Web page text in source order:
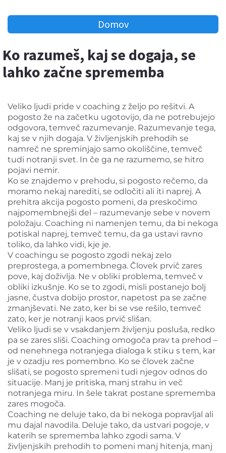
Domov
Ko razumeš, kaj se dogaja, se
lahko začne sprememba
Veliko ljudi pride v coaching z željo po rešitvi. A
pogosto že na začetku ugotovijo, da ne potrebujejo
odgovora, temveč razumevanje. Razumevanje tega,
kaj se v njih dogaja. V življenjskih prehodih se
namreč ne spreminjajo samo okoliščine, temveč
tudi notranji svet. In če ga ne razumemo, se hitro
pojavi nemir.
Ko se znajdemo v prehodu, si pogosto rečemo, da
moramo nekaj narediti, se odločiti ali iti naprej. A
prehitra akcija pogosto pomeni, da preskočimo
najpomembnejši del – razumevanje sebe v novem
položaju. Coaching ni namenjen temu, da bi nekoga
potiskal naprej, temveč temu, da ga ustavi ravno
toliko, da lahko vidi, kje je.
V coachingu se pogosto zgodi nekaj zelo
preprostega, a pomembnega. Človek prvič zares
pove, kaj doživlja. Ne v obliki problema, temveč v
obliki izkušnje. Ko se to zgodi, misli postanejo bolj
jasne, čustva dobijo prostor, napetost pa se začne
zmanjševati. Ne zato, ker bi se vse rešilo, temveč
zato, ker je notranji kaos prvič slišan.
Veliko ljudi se v vsakdanjem življenju posluša, redko
pa se zares sliši. Coaching omogoča prav ta prehod –
od nenehnega notranjega dialoga k stiku s tem, kar
je v ozadju res pomembno. Ko se človek začne
slišati, se pogosto spremeni tudi njegov odnos do
situacije. Manj je pritiska, manj strahu in več
notranjega miru. In šele takrat postane sprememba
zares mogoča.
Coaching ne deluje tako, da bi nekoga popravljal ali
mu dajal navodila. Deluje tako, da ustvari pogoje, v
katerih se sprememba lahko zgodi sama. V
življenjskih prehodih to pomeni manj hitenja, manj